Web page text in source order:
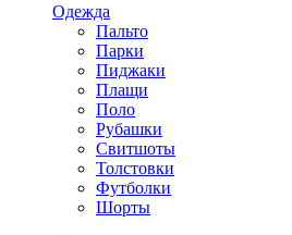
Одежда
Пальто
Парки
Пиджаки
Плащи
Поло
Рубашки
Свитшоты
Толстовки
Футболки
Шорты